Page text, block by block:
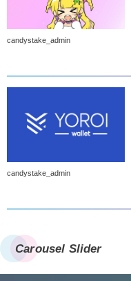
candystake_admin
candystake_admin
Carousel Slider